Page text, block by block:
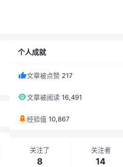
个人成就
文章被点赞 217
文章被阅读 16,491
经验值 10,867
关注了
8
关注者
14